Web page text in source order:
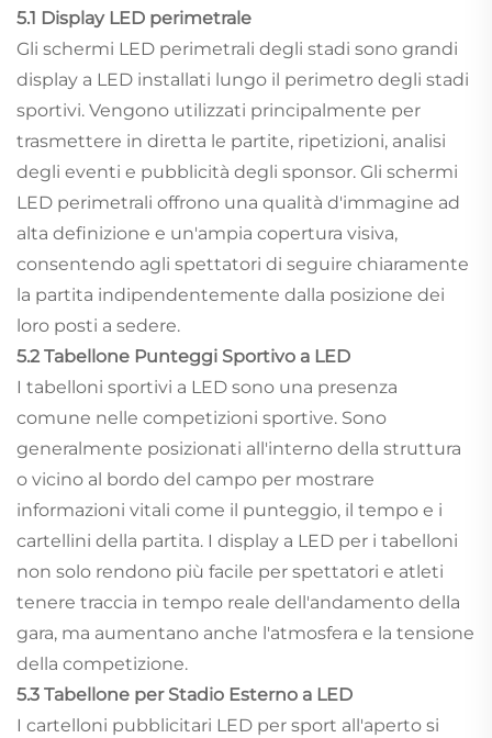
5.1 Display LED perimetrale
Gli schermi LED perimetrali degli stadi sono grandi
display a LED installati lungo il perimetro degli stadi
sportivi. Vengono utilizzati principalmente per
trasmettere in diretta le partite, ripetizioni, analisi
degli eventi e pubblicità degli sponsor. Gli schermi
LED perimetrali offrono una qualità d'immagine ad
alta definizione e un'ampia copertura visiva,
consentendo agli spettatori di seguire chiaramente
la partita indipendentemente dalla posizione dei
loro posti a sedere.
5.2 Tabellone Punteggi Sportivo a LED
I tabelloni sportivi a LED sono una presenza
comune nelle competizioni sportive. Sono
generalmente posizionati all'interno della struttura
o vicino al bordo del campo per mostrare
informazioni vitali come il punteggio, il tempo e i
cartellini della partita. I display a LED per i tabelloni
non solo rendono più facile per spettatori e atleti
tenere traccia in tempo reale dell'andamento della
gara, ma aumentano anche l'atmosfera e la tensione
della competizione.
5.3 Tabellone per Stadio Esterno a LED
I cartelloni pubblicitari LED per sport all'aperto si